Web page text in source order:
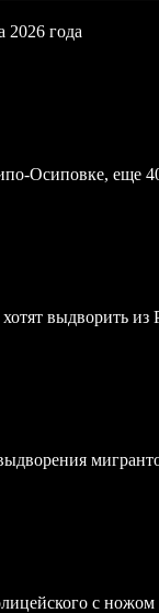
2026 года
Осиповке, еще
выдворить из
с